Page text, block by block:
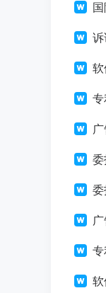
诉
软
专
委
委
专
软